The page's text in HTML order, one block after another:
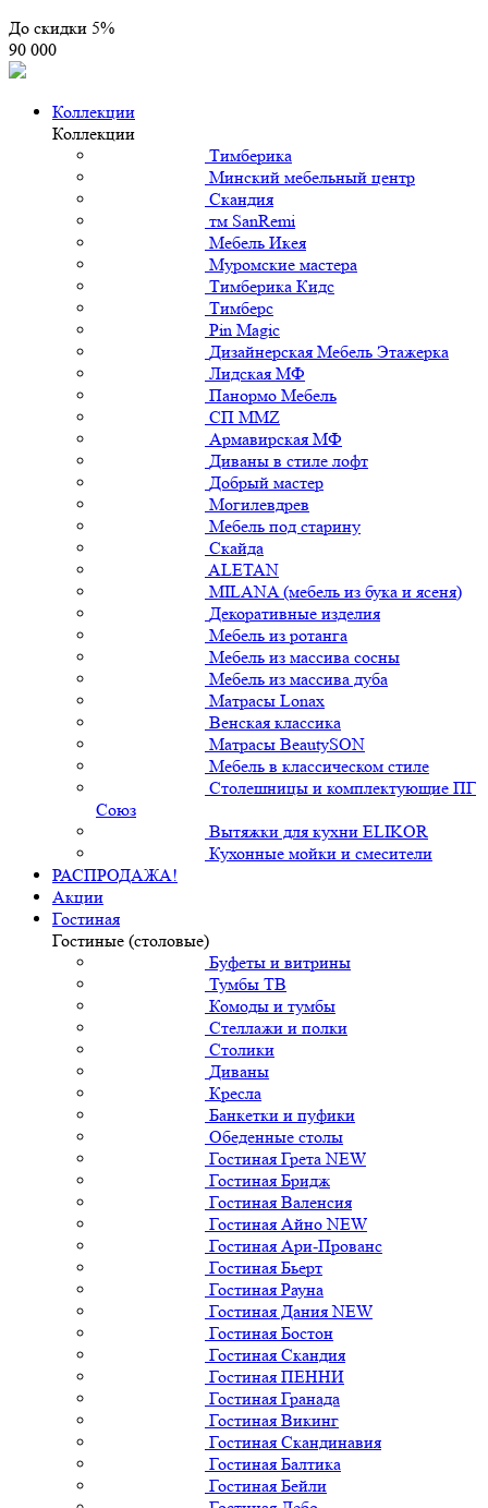
До скидки 5%
90 000
Коллекции
Коллекции
Тимберика
Минский мебельный центр
Скандия
тм SanRemi
Мебель Икея
Муромские мастера
Тимберика Кидс
Тимберс
Pin Magic
Дизайнерская Мебель Этажерка
Лидская МФ
Панормо Мебель
СП ММZ
Армавирская МФ
Диваны в стиле лофт
Добрый мастер
Могилевдрев
Мебель под старину
Скайда
ALETAN
MILANA (мебель из бука и ясеня)
Декоративные изделия
Мебель из ротанга
Мебель из массива сосны
Мебель из массива дуба
Матрасы Lonax
Венская классика
Матрасы BeautySON
Мебель в классическом стиле
Столешницы и комплектующие ПГ
Союз
Вытяжки для кухни ELIKOR
Кухонные мойки и смесители
РАСПРОДАЖА!
Акции
Гостиная
Гостиные (столовые)
Буфеты и витрины
Тумбы ТВ
Комоды и тумбы
Стеллажи и полки
Столики
Диваны
Кресла
Банкетки и пуфики
Обеденные столы
Гостиная Грета NEW
Гостиная Бридж
Гостиная Валенсия
Гостиная Айно NEW
Гостиная Ари-Прованс
Гостиная Бьерт
Гостиная Рауна
Гостиная Дания NEW
Гостиная Бостон
Гостиная Скандия
Гостиная ПЕННИ
Гостиная Гранада
Гостиная Викинг
Гостиная Скандинавия
Гостиная Балтика
Гостиная Бейли